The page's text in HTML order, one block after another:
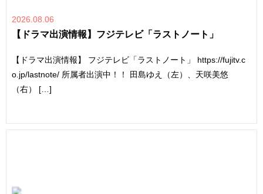
2026.08.06
【ドラマ出演情報】フジテレビ「ラストノート」
【ドラマ出演情報】 フジテレビ「ラストノート」 https://fujitv.c
o.jp/lastnote/ 所属者出演中！！ 田島ゆえ（左）、天咲美悠
（右） […]